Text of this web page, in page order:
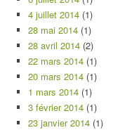
4 juillet 2014 (1)
28 mai 2014 (1)
28 avril 2014 (2)
22 mars 2014 (1)
20 mars 2014 (1)
1 mars 2014 (1)
3 février 2014 (1)
23 janvier 2014 (1)